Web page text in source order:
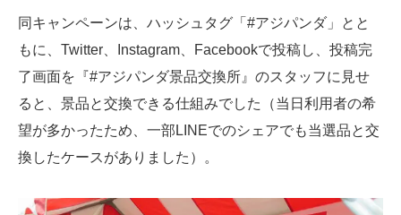
同キャンペーンは、ハッシュタグ「#アジパンダ」とと
もに、Twitter、Instagram、Facebookで投稿し、投稿完
了画面を『#アジパンダ景品交換所』のスタッフに見せ
ると、景品と交換できる仕組みでした（当日利用者の希
望が多かったため、一部LINEでのシェアでも当選品と交
換したケースがありました）。